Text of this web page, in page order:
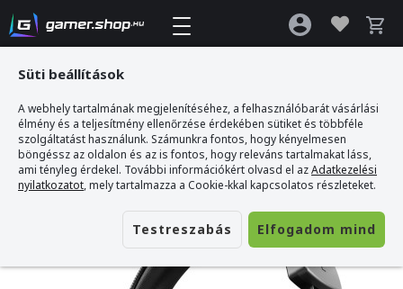
Gamer webshop >Fifine H8 stúdió fejhallgató fekete
Süti beállítások
A webhely tartalmának megjelenítéséhez, a felhasználóbarát vásárlási
élmény és a teljesítmény ellenőrzése érdekében sütiket és többféle
szolgáltatást használunk. Számunkra fontos, hogy kényelmesen
böngéssz az oldalon és az is fontos, hogy releváns tartalmakat láss,
ami tényleg érdekel. További információkért olvasd el azAdatkezelési
nyilatkozatot, mely tartalmazza a Cookie-kkal kapcsolatos részleteket.
Testreszabás Elfogadom mind